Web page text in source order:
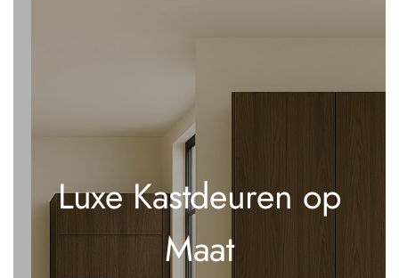
Luxe Kastdeuren op
Maat